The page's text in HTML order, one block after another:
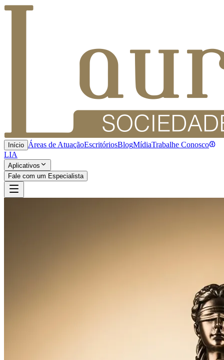
Início Áreas de AtuaçãoEscritóriosBlogMídiaTrabalhe Conosco
LIA
Aplicativos
Fale com um Especialista